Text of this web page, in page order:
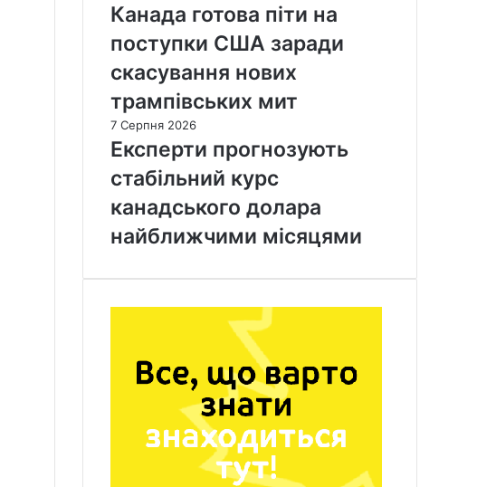
Канада готова піти на
поступки США заради
скасування нових
трампівських мит
7 Серпня 2026
Експерти прогнозують
стабільний курс
канадського долара
найближчими місяцями